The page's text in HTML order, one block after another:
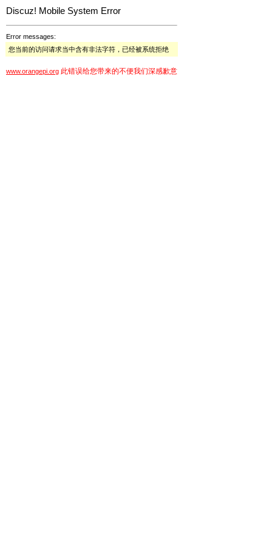
Discuz! Mobile System Error
Error messages:
您当前的访问请求当中含有非法字符，已经被系统拒绝
www.orangepi.org 此错误给您带来的不便我们深感歉意